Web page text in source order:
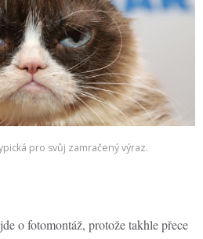
pro svůj zamračený výraz.
o fotomontáž, protože takhle přece